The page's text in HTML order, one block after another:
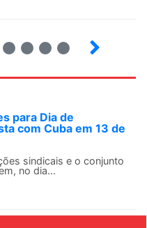
para Dia de
com Cuba em 13 de
sindicais e o conjunto
no dia...